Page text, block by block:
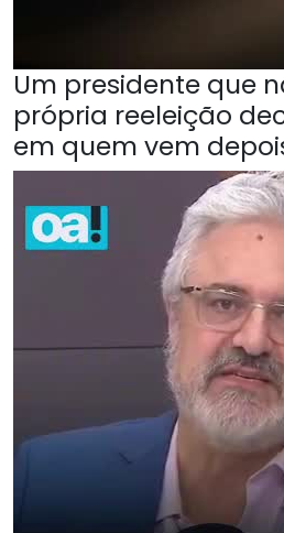
Um presidente que
própria reeleição
em quem vem